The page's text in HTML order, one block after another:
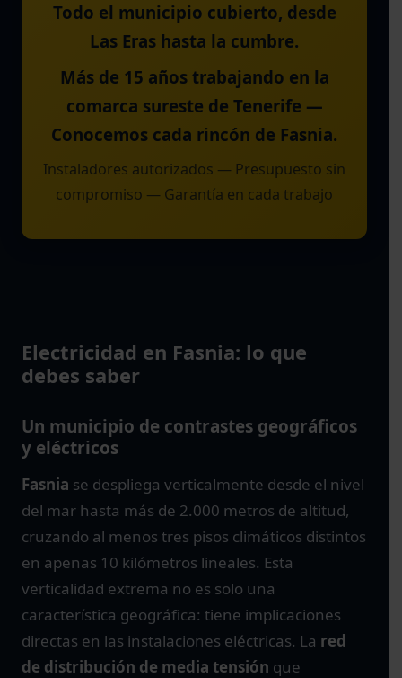
Todo el municipio cubierto, desde
Las Eras hasta la cumbre.
Más de 15 años trabajando en la
comarca sureste de Tenerife —
Conocemos cada rincón de Fasnia.
Instaladores autorizados — Presupuesto sin
compromiso — Garantía en cada trabajo
Electricidad en Fasnia: lo que
debes saber
Un municipio de contrastes geográficos
y eléctricos
Fasnia se despliega verticalmente desde el nivel
del mar hasta más de 2.000 metros de altitud,
cruzando al menos tres pisos climáticos distintos
en apenas 10 kilómetros lineales. Esta
verticalidad extrema no es solo una
característica geográfica: tiene implicaciones
directas en las instalaciones eléctricas. La red
de distribución de media tensión que